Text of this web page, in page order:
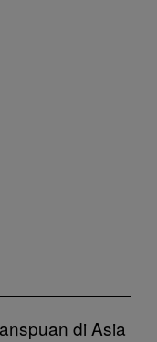
di Asia